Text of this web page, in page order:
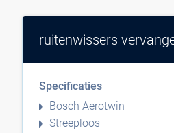
ruitenwissers
Specificaties
Bosch Aerotwin
Streeploos